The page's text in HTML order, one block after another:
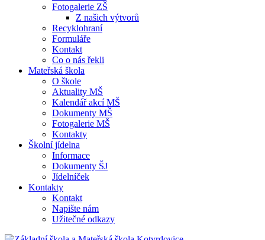
Fotogalerie ZŠ
Z našich výtvorů
Recyklohraní
Formuláře
Kontakt
Co o nás řekli
Mateřská škola
O škole
Aktuality MŠ
Kalendář akcí MŠ
Dokumenty MŠ
Fotogalerie MŠ
Kontakty
Školní jídelna
Informace
Dokumenty ŠJ
Jídelníček
Kontakty
Kontakt
Napište nám
Užitečné odkazy